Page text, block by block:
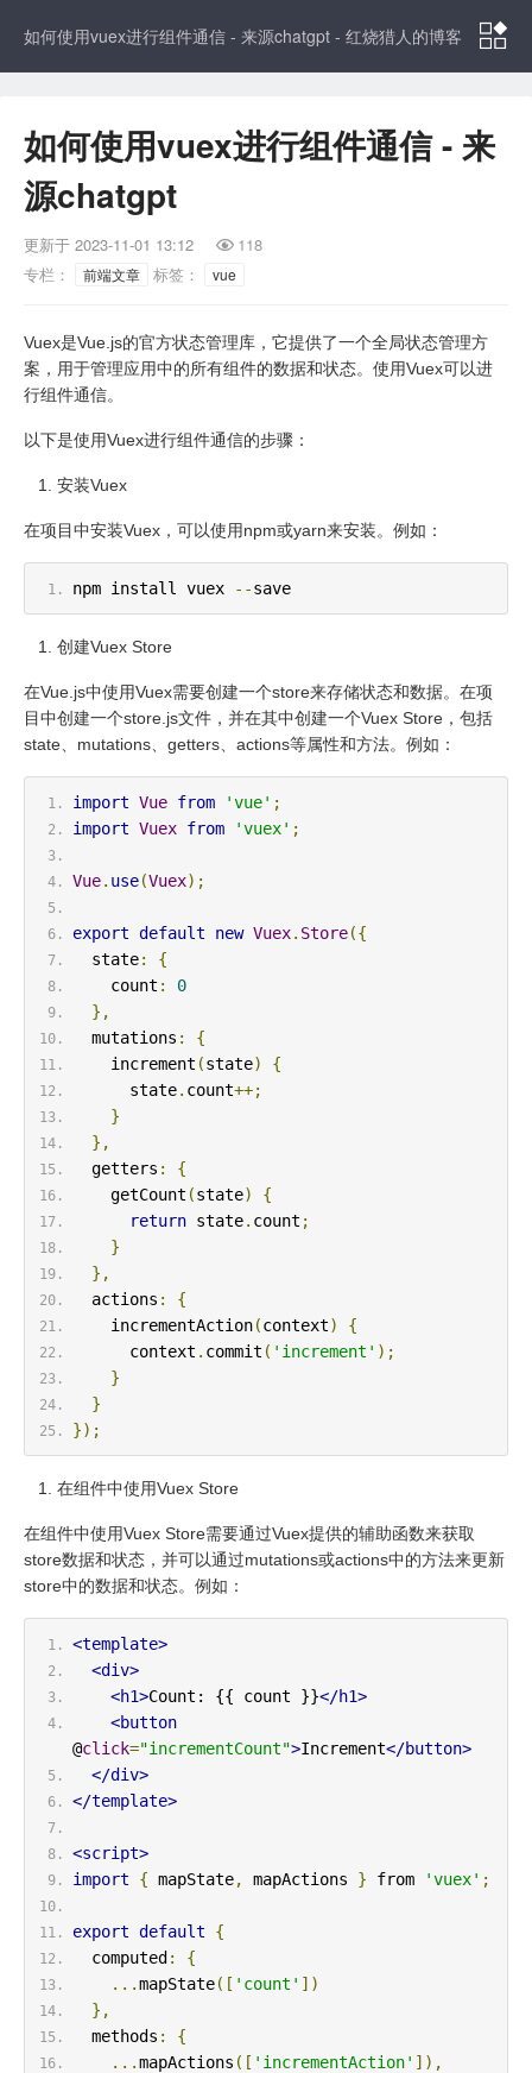
如何使用vuex进行组件通信 - 来源chatgpt - 红烧猎人的博客 
如何使用vuex进行组件通信 - 来
源chatgpt
更新于 2023-11-01 13:12  118
专栏：
前端文章 标签： vue
Vuex是Vue.js的官方状态管理库，它提供了一个全局状态管理方
案，用于管理应用中的所有组件的数据和状态。使用Vuex可以进
行组件通信。
以下是使用Vuex进行组件通信的步骤：
安装Vuex
在项目中安装Vuex，可以使用npm或yarn来安装。例如：
npm install vuex --save
创建Vuex Store
在Vue.js中使用Vuex需要创建一个store来存储状态和数据。在项
目中创建一个store.js文件，并在其中创建一个Vuex Store，包括
state、mutations、getters、actions等属性和方法。例如：
import Vue from 'vue' ;
import Vuex from 'vuex' ;
Vue. use(Vuex);
export default new Vuex. Store({
  state
:
{
    count
:
0
},
  mutations
:
{
    increment
(state)
{
      state
. count++;
}
},
  getters
:
{
    getCount
(state)
{
return state. count ;
}
},
  actions
:
{
    incrementAction
(context)
{
      context
. commit ( 'increment' );
}
}
});
在组件中使用Vuex Store
在组件中使用Vuex Store需要通过Vuex提供的辅助函数来获取
store数据和状态，并可以通过mutations或actions中的方法来更新
store中的数据和状态。例如：
<template>
<div>
<h1>Count: {{ count }}</h1>
<button
@click="incrementCount">Increment</button>
</div>
</template>
<script>
import
{ mapState, mapActions } from 'vuex' ;
export default
{
  computed
:
{
...mapState([ 'count' ])
},
  methods
:
{
...mapActions ([ 'incrementAction' ]),